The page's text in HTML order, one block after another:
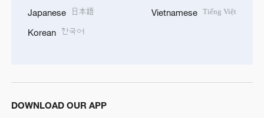
Japanese 日本語
Korean 한국어
Vietnamese Tiếng Việt
DOWNLOAD OUR APP